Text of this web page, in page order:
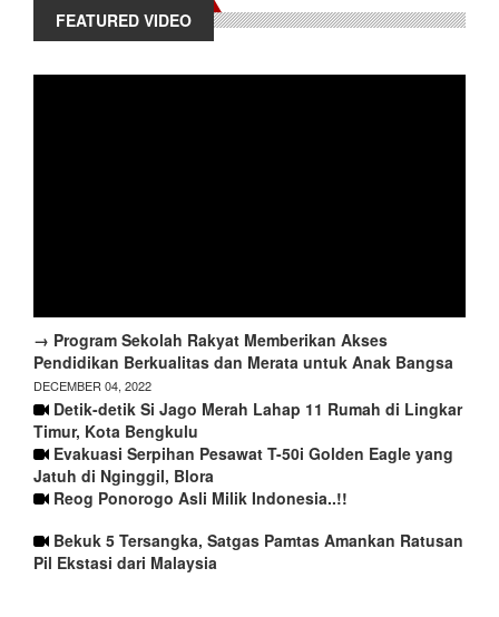
FEATURED VIDEO
→ Program Sekolah Rakyat Memberikan Akses
Pendidikan Berkualitas dan Merata untuk Anak Bangsa
DECEMBER 04, 2022
Detik-detik Si Jago Merah Lahap 11 Rumah di Lingkar
Timur, Kota Bengkulu
Evakuasi Serpihan Pesawat T-50i Golden Eagle yang
Jatuh di Nginggil, Blora
Reog Ponorogo Asli Milik Indonesia..!!
Bekuk 5 Tersangka, Satgas Pamtas Amankan Ratusan
Pil Ekstasi dari Malaysia